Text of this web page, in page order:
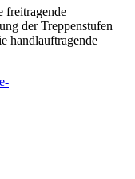
freitragende
der Treppenstufen
handlauftragende